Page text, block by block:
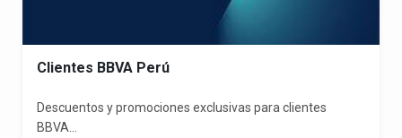
Clientes BBVA Perú
Descuentos y promociones exclusivas para clientes
BBVA...